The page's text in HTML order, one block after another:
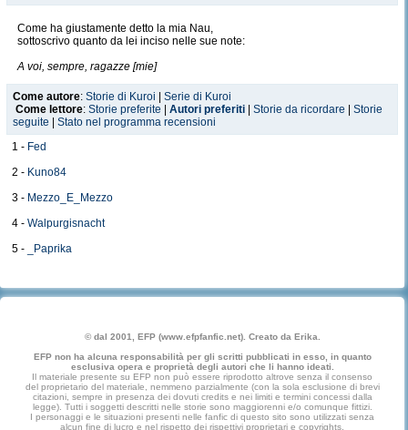
Come ha giustamente detto la mia Nau,
sottoscrivo quanto da lei inciso nelle sue note:
A voi, sempre, ragazze [mie]
Come autore: Storie di Kuroi
Serie di Kuroi
Come lettore: Storie preferite Autori preferiti Storie da ricordare
Storie
seguite
Stato nel programma recensioni
1 - Fed
2 - Kuno84
3 - Mezzo_E_Mezzo
4 - Walpurgisnacht
5 -
_Paprika
© dal 2001, EFP (www.efpfanfic.net). Creato da Erika.
EFP non ha alcuna responsabilità per gli scritti pubblicati in esso, in quanto
esclusiva opera e proprietà degli autori che li hanno ideati.
Il materiale presente su EFP non può essere riprodotto altrove senza il consenso
del proprietario del materiale, nemmeno parzialmente (con la sola esclusione di brevi
citazioni, sempre in presenza dei dovuti credits e nei limiti e termini concessi dalla
legge). Tutti i soggetti descritti nelle storie sono maggiorenni e/o comunque fittizi.
I personaggi e le situazioni presenti nelle fanfic di questo sito sono utilizzati senza
alcun fine di lucro e nel rispetto dei rispettivi proprietari e copyrights.